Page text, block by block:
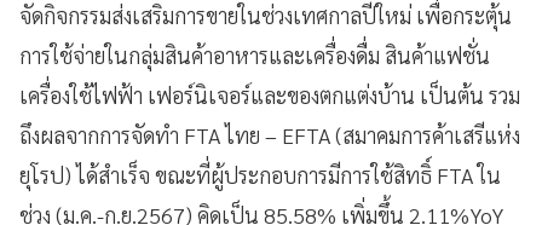
จัดกิจกรรมส่งเสริมการขายในช่วงเทศกาลปีใหม่ เพื่อกระตุ้น
การใช้จ่ายในกลุ่มสินค้าอาหารและเครื่องดื่ม สินค้าแฟชั่น
เครื่องใช้ไฟฟ้า เฟอร์นิเจอร์และของตกแต่งบ้าน เป็นต้น รวม
ถึงผลจากการจัดทำ FTA ไทย – EFTA (สมาคมการค้าเสรีแห่ง
ยุโรป) ได้สำเร็จ ขณะที่ผู้ประกอบการมีการใช้สิทธิ์ FTA ใน
ช่วง (ม.ค.-ก.ย.2567) คิดเป็น 85.58% เพิ่มขึ้น 2.11%YoY